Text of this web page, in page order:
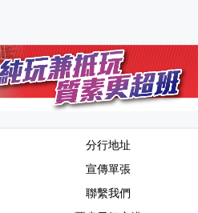
分行地址
宣傳單張
聯繫我們